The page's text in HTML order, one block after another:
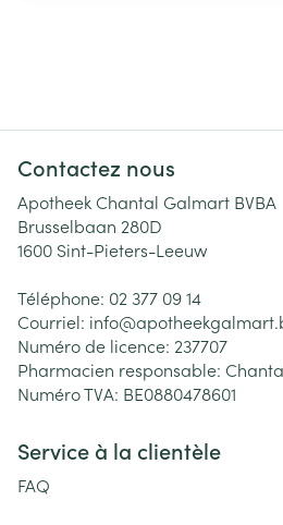
Contactez nous
Apotheek Chantal Galmart BVBA
Brusselbaan 280D
1600 Sint-Pieters-Leeuw
Téléphone: 02 377 09 14
Courriel: info@
Numéro de licence: 237707
Pharmacien responsable:
Numéro TVA: BE0880478601
Service à la clientèle
FAQ